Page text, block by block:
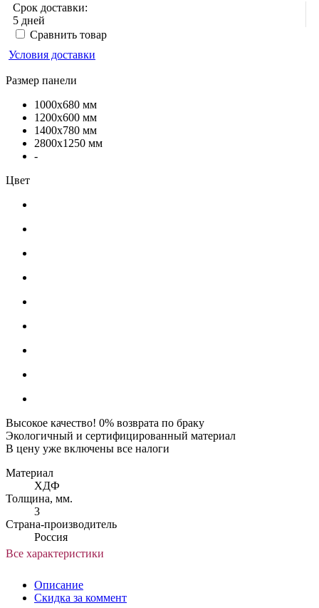
Срок доставки:
5 дней
Сравнить товар
Условия доставки
Размер панели
1000x680 мм
1200x600 мм
1400x780 мм
2800x1250 мм
-
Цвет
Высокое качество! 0% возврата по браку
Экологичный и сертифицированный материал
В цену уже включены все налоги
Материал
ХДФ
Толщина, мм.
3
Страна-производитель
Россия
Все характеристики
Описание
Скидка за коммент